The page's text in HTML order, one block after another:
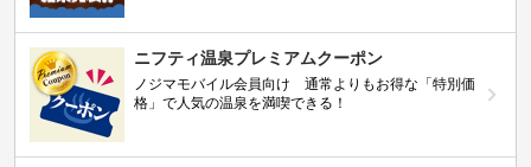
ニフティ温泉プレミアムクーポン
ノジマモバイル会員向け 通常よりもお得な「特別価
格」で人気の温泉を満喫できる！